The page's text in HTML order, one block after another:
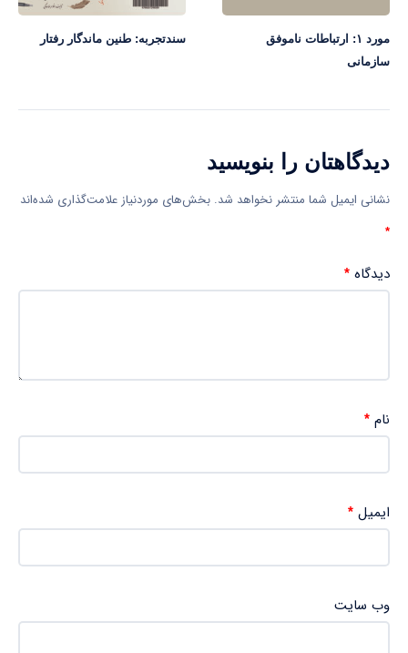
مورد ۱: ارتباطات ناموفق
سازمانی
سندتجربه: طنین ماندگار رفتار
دیدگاهتان را بنویسید
نشانی ایمیل شما منتشر نخواهد شد. بخش‌های موردنیاز علامت‌گذاری شده‌اند
*
دیدگاه *
نام *
ایمیل *
وب‌ سایت